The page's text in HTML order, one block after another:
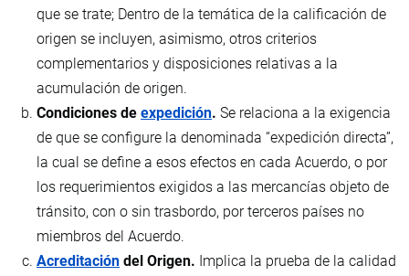
que se trate; Dentro de la temática de la calificación de
origen se incluyen, asimismo, otros criterios
complementarios y disposiciones relativas a la
acumulación de origen.
Condiciones de expedición. Se relaciona a la exigencia
de que se configure la denominada “expedición directa”,
la cual se define a esos efectos en cada Acuerdo, o por
los requerimientos exigidos a las mercancías objeto de
tránsito, con o sin trasbordo, por terceros países no
miembros del Acuerdo.
Acreditación del Origen. Implica la prueba de la calidad